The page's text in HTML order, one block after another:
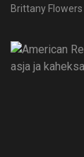
Brittany Flowers